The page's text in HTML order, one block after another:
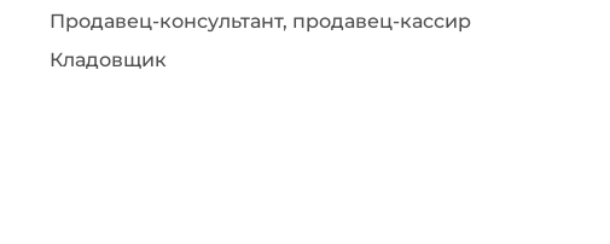
Продавец-консультант, продавец-кассир
Кладовщик